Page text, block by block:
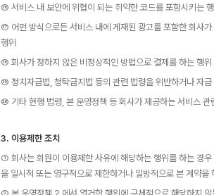
⑯ 서비스 내 보안에 위협이 되는 취약한 코드를 포함시키는
⑰ 어떤 방식으로든 서비스 내에 게재된 광고를 포함한 회사
행위
⑱ 회사가 정하지 않은 비정상적인 방법으로 결제를 하는 행위
⑲ 정치자금법, 청탁금지법 등의 관련 법령을 위반하거나 자
⑳ 기타 현행 법령, 본 운영정책 등 회사가 제공하는 서비스
3. 이용제한 조치
① 회사는 회원이 이용제한 사유에 해당하는 행위를 하는 경
을 일시적 또는 영구적으로 제한하거나 일방적으로 본 계약을